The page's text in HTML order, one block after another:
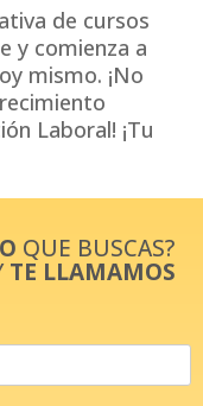
de cursos
y comienza a
mismo. ¡No
Laboral! ¡Tu
QUE BUSCAS?
TE LLAMAMOS